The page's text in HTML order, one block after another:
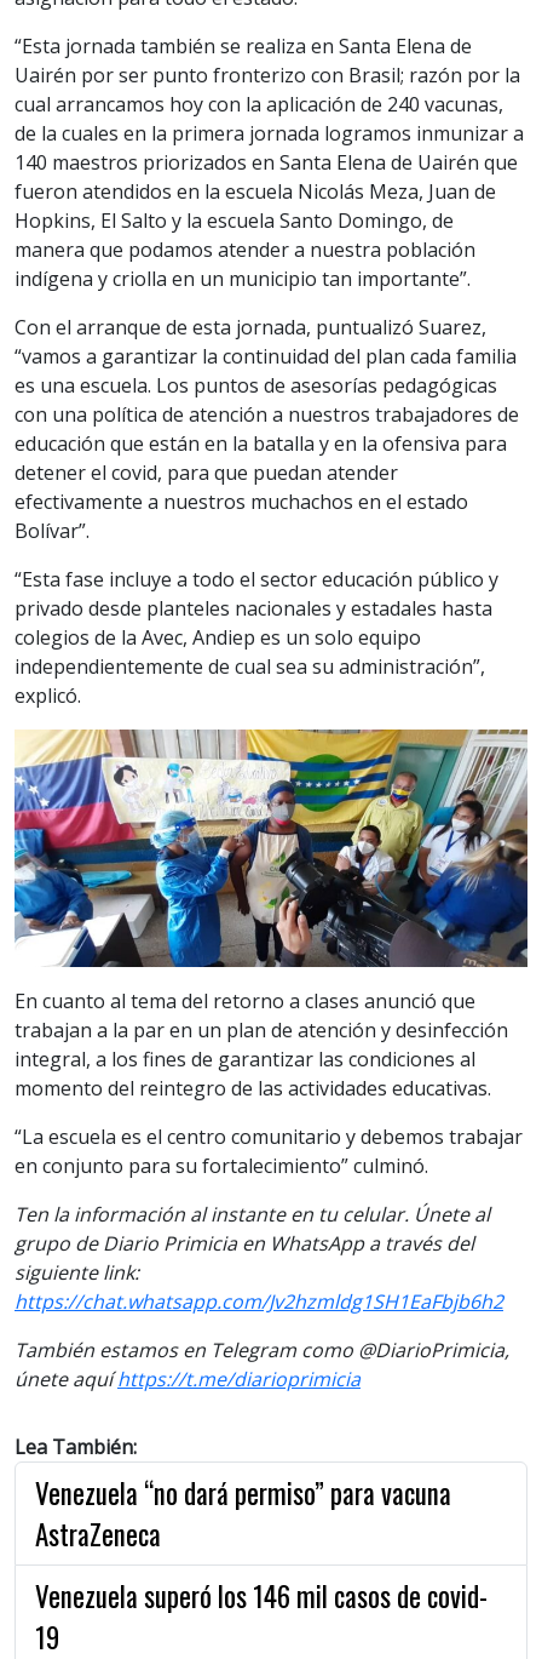
“Esta jornada también se realiza en Santa Elena de
Uairén por ser punto fronterizo con Brasil; razón por la
cual arrancamos hoy con la aplicación de 240 vacunas,
de la cuales en la primera jornada logramos inmunizar a
140 maestros priorizados en Santa Elena de Uairén que
fueron atendidos en la escuela Nicolás Meza, Juan de
Hopkins, El Salto y la escuela Santo Domingo, de
manera que podamos atender a nuestra población
indígena y criolla en un municipio tan importante”.
Con el arranque de esta jornada, puntualizó Suarez,
“vamos a garantizar la continuidad del plan cada familia
es una escuela. Los puntos de asesorías pedagógicas
con una política de atención a nuestros trabajadores de
educación que están en la batalla y en la ofensiva para
detener el covid, para que puedan atender
efectivamente a nuestros muchachos en el estado
Bolívar”.
“Esta fase incluye a todo el sector educación público y
privado desde planteles nacionales y estadales hasta
colegios de la Avec, Andiep es un solo equipo
independientemente de cual sea su administración”,
explicó.
En cuanto al tema del retorno a clases anunció que
trabajan a la par en un plan de atención y desinfección
integral, a los fines de garantizar las condiciones al
momento del reintegro de las actividades educativas.
“La escuela es el centro comunitario y debemos trabajar
en conjunto para su fortalecimiento” culminó.
Ten la información al instante en tu celular. Únete al
grupo de Diario Primicia en WhatsApp a través del
siguiente link:
https://chat.whatsapp.com/Jv2hzmldg1SH1EaFbjb6h2
También estamos en Telegram como @DiarioPrimicia,
únete aquíhttps://t.me/diarioprimicia
Lea También:
Venezuela “no dará permiso” para vacuna
AstraZeneca
Venezuela superó los 146 mil casos de covid-
19